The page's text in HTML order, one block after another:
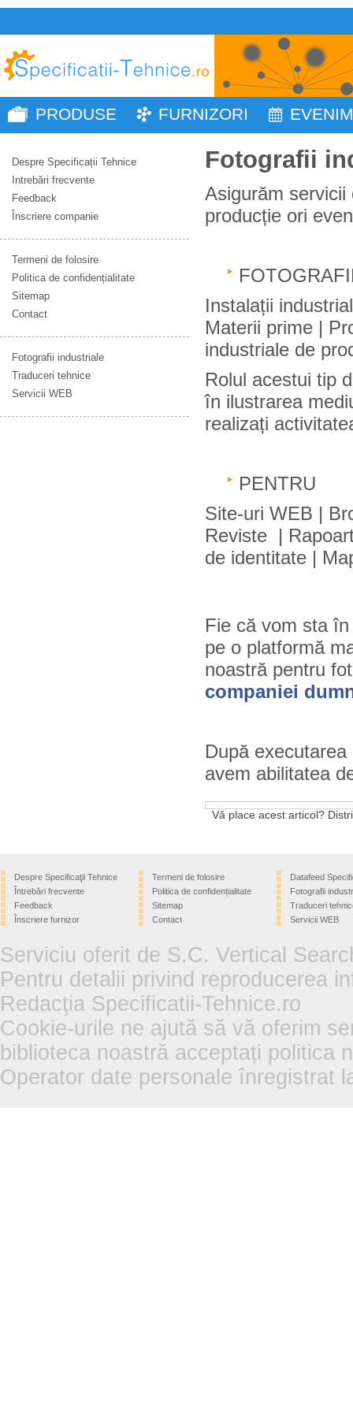
PRODUSE FURNIZORI
Despre Specificații Tehnice
Intrebări frecvente
Feedback
Înscriere companie
Termeni de folosire
Politica de confidențialitate
Sitemap
Contact
Fotografii industriale
Traduceri tehnice
Servicii WEB
Fotografii
Asigurăm
producție ori
Instalații
Materii prime |
industriale de
Rolul acestui tip
în ilustrarea
realizați
PENTRU
Site-uri WEB |
Reviste |
de identitate |
Fie că vom sta
pe o platformă
noastră pentru
companiei
După
avem abilitatea
Vă place acest articol?
Despre Specificaţii Tehnice
Întrebări frecvente
Feedback
Înscriere furnizor
Termeni de folosire
Politica de confidențialitate
Sitemap
Contact
Datafeed
Fotografii
Traduceri
Servicii WEB
Serviciu oferit de S.C. Vertical
Pentru detalii privind reproducerea
Redacţia Specificatii-Tehnice.ro
Cookie-urile ne ajută să vă oferim
biblioteca noastră acceptați politica
Operator date personale înregistrat